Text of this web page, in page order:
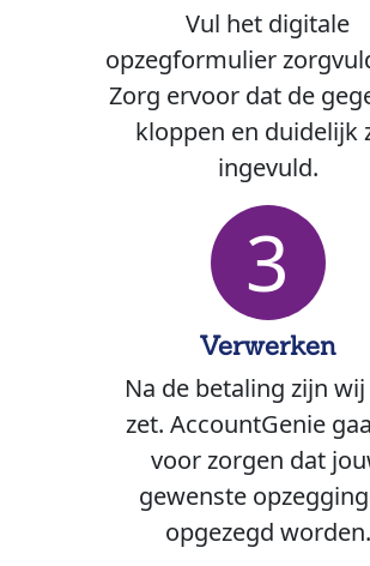
Vul het digitale
opzegformulier
Zorg ervoor dat de
kloppen en duidelijk
ingevuld.
3
Verwerken
Na de betaling zijn wij
zet. AccountGenie
voor zorgen dat
gewenste
opgezegd worden.